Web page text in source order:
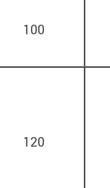
100
120